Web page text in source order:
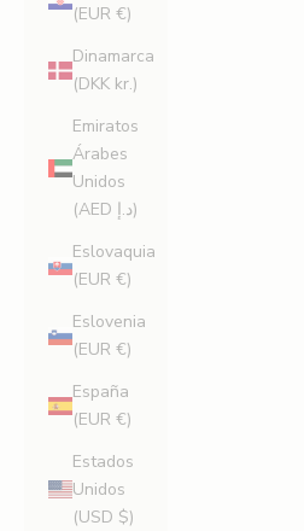
(EUR €)
Dinamarca
(DKK kr.)
Emiratos
Árabes
Unidos
(AED د.إ)
Eslovaquia
(EUR €)
Eslovenia
(EUR €)
España
(EUR €)
Estados
Unidos
(USD $)